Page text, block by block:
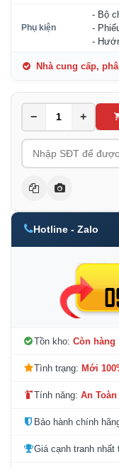
Phụ kiện
- Bộ
-
-
Nhà cung cấp,
− +
Hotline - Zalo
Tồn kho: Còn hàng
Tình trạng: Mới
Tính năng: An
Bảo hành chính
Giá cạnh tranh